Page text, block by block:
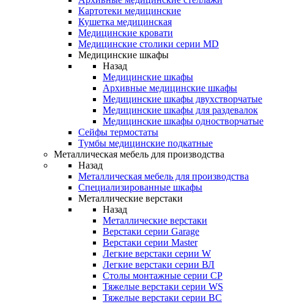
Картотеки медицинские
Кушетка медицинская
Медицинские кровати
Медицинские столики серии MD
Медицинские шкафы
Назад
Медицинские шкафы
Архивные медицинские шкафы
Медицинские шкафы двухстворчатые
Медицинские шкафы для раздевалок
Медицинские шкафы одностворчатые
Сейфы термостаты
Тумбы медицинские подкатные
Металлическая мебель для производства
Назад
Металлическая мебель для производства
Cпециализированные шкафы
Металлические верстаки
Назад
Металлические верстаки
Верстаки серии Garage
Верстаки серии Master
Легкие верстаки серии W
Легкие верстаки серии ВЛ
Столы монтажные серии СР
Тяжелые верстаки серии WS
Тяжелые верстаки серии ВС